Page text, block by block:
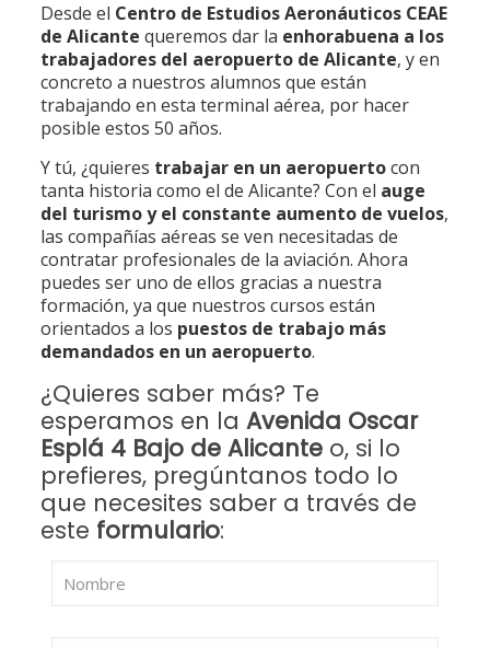
Desde el Centro de Estudios Aeronáuticos CEAE
de Alicante queremos dar la enhorabuena a los
trabajadores del aeropuerto de Alicante, y en
concreto a nuestros alumnos que están
trabajando en esta terminal aérea, por hacer
posible estos 50 años.
Y tú, ¿quieres trabajar en un aeropuertocon
tanta historia como el de Alicante? Con el auge
del turismo y el constante aumento de vuelos,
las compañías aéreas se ven necesitadas de
contratar profesionales de la aviación. Ahora
puedes ser uno de ellos gracias a nuestra
formación, ya que nuestros cursos están
orientados a los puestos de trabajo más
demandados en un aeropuerto.
¿Quieres saber más? Te
esperamos en la Avenida Oscar
Esplá 4 Bajo de Alicanteo, si lo
prefieres, pregúntanos todo lo
que necesites saber a través de
este formulario: